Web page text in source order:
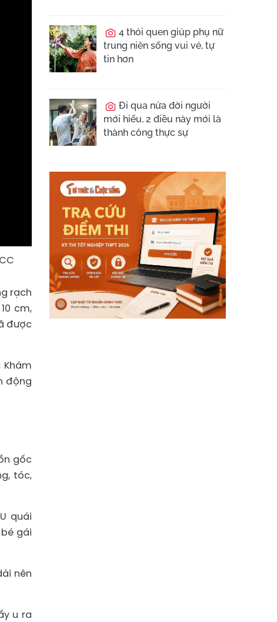
rạch
cm,
được
động
gốc
tóc,
quái
gái
nên
u ra
4 thói quen giúp phụ nữ
trung niên sống vui vẻ, tự
tin hơn
Đi qua nửa đời người
mới hiểu, 2 điều này mới là
thành công thực sự